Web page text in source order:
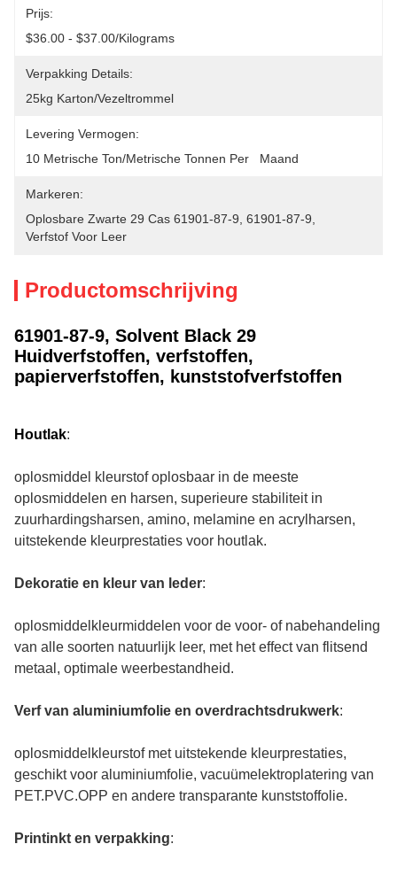
Prijs:
$36.00 - $37.00/Kilograms
Verpakking Details:
25kg Karton/vezeltrommel
Levering Vermogen:
10 Metrische Ton/Metrische Tonnen Per   Maand
Markeren:
Oplosbare Zwarte 29 Cas 61901-87-9 61901-87-9
Verfstof Voor Leer
Productomschrijving
61901-87-9, Solvent Black 29
Huidverfstoffen, verfstoffen,
papierverfstoffen, kunststofverfstoffen
Houtlak:
oplosmiddel kleurstof oplosbaar in de meeste
oplosmiddelen en harsen, superieure stabiliteit in
zuurhardingsharsen, amino, melamine en acrylharsen,
uitstekende kleurprestaties voor houtlak.
Dekoratie en kleur van leder:
oplosmiddelkleurmiddelen voor de voor- of nabehandeling
van alle soorten natuurlijk leer, met het effect van flitsend
metaal, optimale weerbestandheid.
Verf van aluminiumfolie en overdrachtsdrukwerk:
oplosmiddelkleurstof met uitstekende kleurprestaties,
geschikt voor aluminiumfolie, vacuümelektroplatering van
PET.PVC.OPP en andere transparante kunststoffolie.
Printinkt en verpakking: